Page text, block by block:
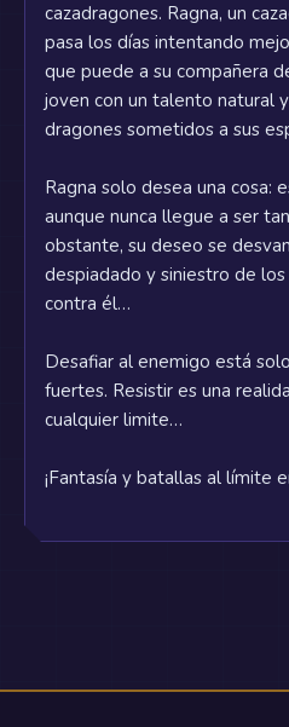
cazadragones. Ragna, un
pasa los días intentando
que puede a su compañera
joven con un talento natural
Ragna solo desea una cosa:
aunque nunca llegue a ser
obstante, su deseo se
despiadado y siniestro de
Desafiar al enemigo está
fuertes. Resistir es una